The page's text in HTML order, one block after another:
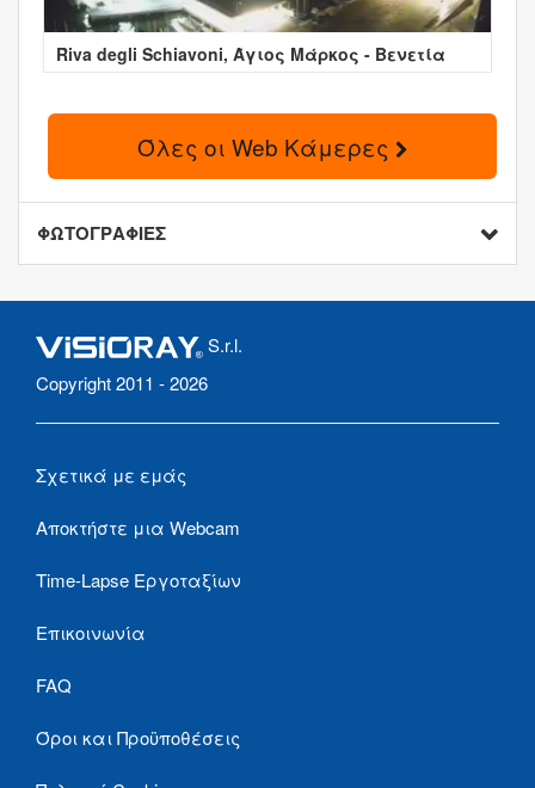
Riva degli Schiavoni, Άγιος Μάρκος - Βενετία
Όλες οι Web Κάμερες
ΦΩΤΟΓΡΑΦΙΕΣ
S.r.l.
Copyright 2011 - 2026
Σχετικά με εμάς
Αποκτήστε μια Webcam
Time-Lapse Εργοταξίων
Επικοινωνία
FAQ
Όροι και Προϋποθέσεις